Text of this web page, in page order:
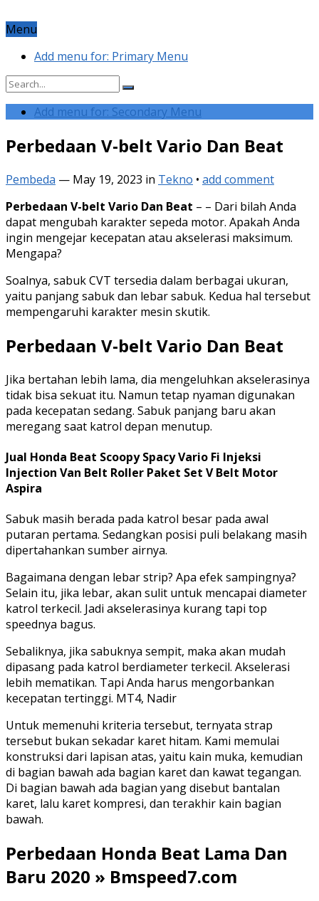
Menu
Add menu for: Primary Menu
Add menu for: Secondary Menu
Perbedaan V-belt Vario Dan Beat
Pembeda — May 19, 2023 in Tekno • add comment
Perbedaan V-belt Vario Dan Beat – – Dari bilah Anda
dapat mengubah karakter sepeda motor. Apakah Anda
ingin mengejar kecepatan atau akselerasi maksimum.
Mengapa?
Soalnya, sabuk CVT tersedia dalam berbagai ukuran,
yaitu panjang sabuk dan lebar sabuk. Kedua hal tersebut
mempengaruhi karakter mesin skutik.
Perbedaan V-belt Vario Dan Beat
Jika bertahan lebih lama, dia mengeluhkan akselerasinya
tidak bisa sekuat itu. Namun tetap nyaman digunakan
pada kecepatan sedang. Sabuk panjang baru akan
meregang saat katrol depan menutup.
Jual Honda Beat Scoopy Spacy Vario Fi Injeksi
Injection Van Belt Roller Paket Set V Belt Motor
Aspira
Sabuk masih berada pada katrol besar pada awal
putaran pertama. Sedangkan posisi puli belakang masih
dipertahankan sumber airnya.
Bagaimana dengan lebar strip? Apa efek sampingnya?
Selain itu, jika lebar, akan sulit untuk mencapai diameter
katrol terkecil. Jadi akselerasinya kurang tapi top
speednya bagus.
Sebaliknya, jika sabuknya sempit, maka akan mudah
dipasang pada katrol berdiameter terkecil. Akselerasi
lebih mematikan. Tapi Anda harus mengorbankan
kecepatan tertinggi. MT4, Nadir
Untuk memenuhi kriteria tersebut, ternyata strap
tersebut bukan sekadar karet hitam. Kami memulai
konstruksi dari lapisan atas, yaitu kain muka, kemudian
di bagian bawah ada bagian karet dan kawat tegangan.
Di bagian bawah ada bagian yang disebut bantalan
karet, lalu karet kompresi, dan terakhir kain bagian
bawah.
Perbedaan Honda Beat Lama Dan
Baru 2020 » Bmspeed7.com